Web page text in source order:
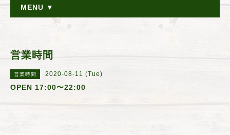
MENU ▼
営業時間
営業時間 2020-08-11 (Tue)
OPEN 17:00〜22:00